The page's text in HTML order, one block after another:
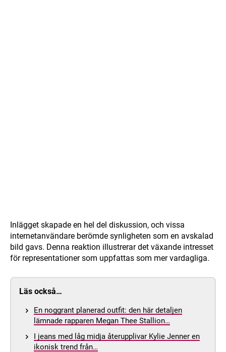
Inlägget skapade en hel del diskussion, och vissa
internetanvändare berömde synligheten som en avskalad
bild gavs. Denna reaktion illustrerar det växande intresset
för representationer som uppfattas som mer vardagliga.
Läs också…
En noggrant planerad outfit: den här detaljen
lämnade rapparen Megan Thee Stallion…
I jeans med låg midja återupplivar Kylie Jenner en
ikonisk trend från…